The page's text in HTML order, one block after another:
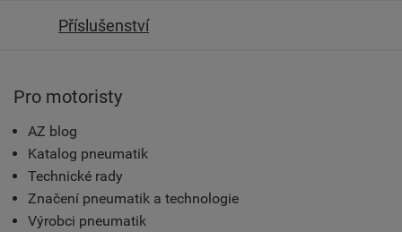
Příslušenství
Pro motoristy
AZ blog
Katalog pneumatik
Technické rady
Značení pneumatik a technologie
Výrobci pneumatik